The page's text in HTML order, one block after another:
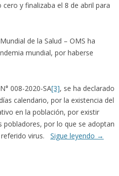
y finalizaba el 8 de abril para
de la Salud – OMS ha
mundial, por haberse
008-2020-SA[3], se ha declarado
calendario, por la existencia del
en la población, por existir
pobladores, por lo que se adoptan
virus. Sigue leyendo →